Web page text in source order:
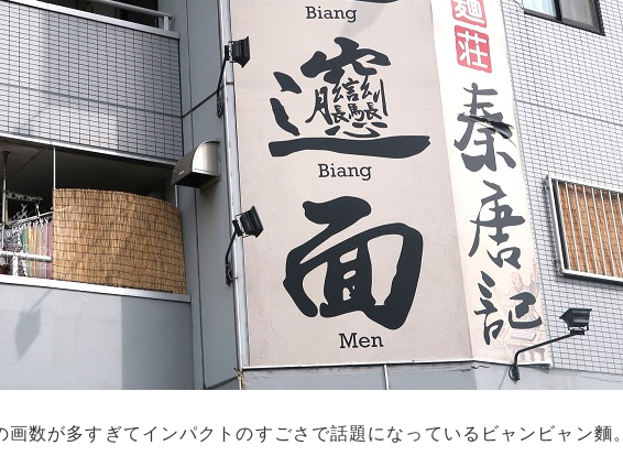
画数が多すぎてインパクトのすごさで話題になっているビャンビャン麵。